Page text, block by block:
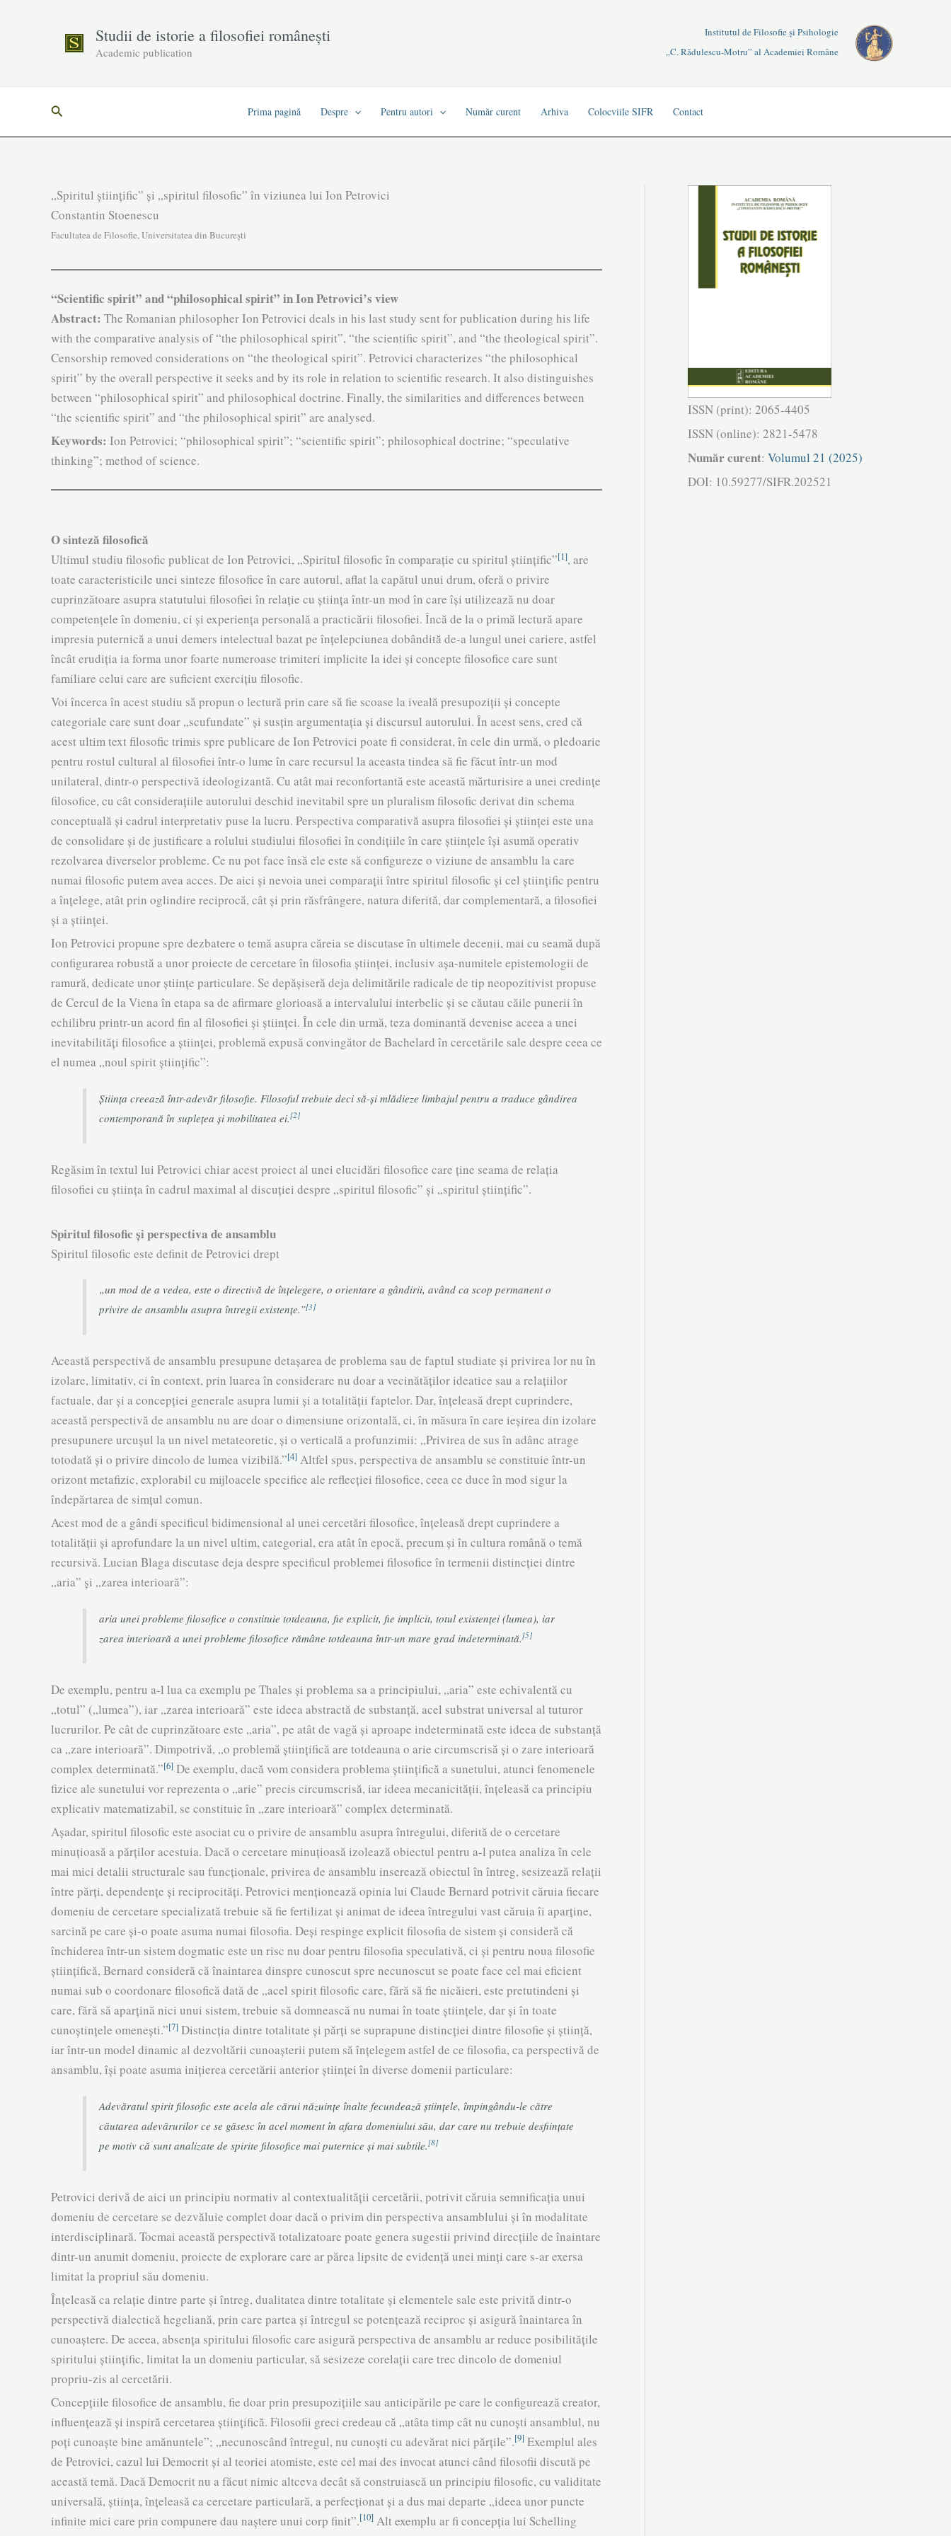
Studii de istorie a filosofiei românești
Academic publication
Institutul de Filosofie și Psihologie
„C. Rădulescu-Motru” al Academiei Române
Search Prima pagină Despre Pentru autori Număr curent Arhiva Colocviile SIFR Contact
„Spiritul științific” și „spiritul filosofic” în viziunea lui Ion Petrovici
Constantin Stoenescu
Facultatea de Filosofie, Universitatea din București
“Scientific spirit” and “philosophical spirit” in Ion Petrovici’s view
Abstract: The Romanian philosopher Ion Petrovici deals in his last study sent for pub­lication during his life
with the comparative analysis of “the philosophical spir­it”, “the scien­tific spirit”, and “the theological spirit”.
Censorship removed considera­tions on “the theo­log­ical spirit”. Petrovici characterizes “the philosophical
spirit” by the overall perspective it seeks and by its role in relation to scientific research. It also dis­tinguishes
between “philo­sophical spirit” and philosophical doctrine. Finally, the simi­larities and differences between
“the scientific spirit” and “the philosophical spirit” are analysed.
Keywords: Ion Petrovici; “philosophical spirit”; “scientific spirit”; philosophical doctrine; “speculative
thinking”; method of science.
O sinteză filosofică
Ultimul studiu filosofic publicat de Ion Petrovici, „Spiritul filosofic în com­parație cu spiritul științific”[1], are
toate caracteristicile unei sinteze filosofice în care autorul, aflat la capătul unui drum, oferă o privire
cuprinzătoare asupra statutului filo­sofiei în relație cu știința într-un mod în care își utilizează nu doar
competențele în domeniu, ci și experiența personală a practicării filosofiei. Încă de la o primă lectură apare
impresia puternică a unui demers intelectual bazat pe înțelepciunea dobândită de-a lungul unei cariere, astfel
încât erudiția ia forma unor foarte nume­roase trimiteri im­plicite la idei și concepte filoso­fice care sunt
familiare celui care are suficient exercițiu filosofic.
Voi încerca în acest studiu să propun o lectură prin care să fie scoase la iveală pre­supoziții și concepte
categoriale care sunt doar „scufundate” și susțin argumen­tația și discursul autorului. În acest sens, cred că
acest ultim text filosofic trimis spre publi­care de Ion Petrovici poate fi considerat, în cele din urmă, o pledoarie
pentru rostul cul­tural al filosofiei într-o lume în care recursul la aceasta tindea să fie făcut într-un mod
unilateral, dintr-o perspectivă ideologizantă. Cu atât mai re­confortantă este această măr­tu­risire a unei credințe
filosofice, cu cât considerațiile autorului deschid inevitabil spre un plura­lism filosofic derivat din schema
concep­tuală și cadrul interpretativ puse la lucru. Per­spectiva comparativă asupra filosofiei și științei este una
de consolidare și de justificare a rolului studiului filosofiei în condițiile în care științele își asumă opera­tiv
rezolvarea di­verselor probleme. Ce nu pot face însă ele este să configureze o viziu­ne de ansamblu la care
numai filosofic putem avea acces. De aici și nevoia unei com­parații între spiritul filosofic și cel științific pentru
a înțelege, atât prin oglindire reci­procă, cât și prin răsfrân­gere, natu­ra diferită, dar complementară, a filosofiei
și a științei.
Ion Petrovici propune spre dezbatere o temă asupra căreia se discutase în ul­timele decenii, mai cu seamă după
configurarea robustă a unor proiecte de cercetare în filosofia științei, inclusiv așa-numitele epistemologii de
ramură, dedicate unor științe particulare. Se depășiseră deja delimitările radicale de tip neopozitivist pro­puse
de Cercul de la Viena în etapa sa de afirmare glorioasă a intervalului interbe­lic și se cău­tau căile punerii în
echi­libru printr-un acord fin al filosofiei și științei. În cele din urmă, teza dominantă devenise aceea a unei
inevitabilități filosofice a științei, problemă expu­să convingător de Bachelard în cercetările sale despre ceea ce
el numea „noul spirit științific”:
Știința creează într-adevăr filosofie. Filo­soful trebuie deci să-și mlă­dieze limbajul pen­tru a traduce gândirea
contemporană în suplețea și mobilitatea ei.[2]
Regăsim în textul lui Petrovici chiar acest proiect al unei elucidări filosofice care ține seama de relația
filosofiei cu știința în cadrul maximal al discuției despre „spiritul filo­sofic” și „spiritul științific”.
Spiritul filosofic și perspectiva de ansamblu
Spiritul filosofic este definit de Petrovici drept
„un mod de a vedea, este o direc­tivă de înțelegere, o orientare a gândirii, având ca scop permanent o
privire de ansam­blu asu­pra întregii existențe.”[3]
Această perspectivă de ansamblu presupune detașarea de proble­ma sau de faptul studiate și privirea lor nu în
izolare, limitativ, ci în context, prin luarea în con­siderare nu doar a vecinătăților ideatice sau a relațiilor
factuale, dar și a concepției ge­ne­rale asupra lumii și a totalității faptelor. Dar, înțe­leasă drept cuprinde­re,
această per­spec­tivă de ansamblu nu are doar o dimensiune orizontală, ci, în măsura în care ieșirea din izolare
presupunere urcușul la un nivel metateoretic, și o verticală a profunzimii: „Pri­vi­rea de sus în adânc atrage
totodată și o privire dincolo de lumea vizi­bilă.”[4] Altfel spus, per­­spectiva de ansamblu se con­stituie într-un
orizont metafizic, explorabil cu mij­loacele spe­­cifice ale reflecției filosofice, ceea ce duce în mod sigur la
îndepărtarea de simțul co­mun.
Acest mod de a gândi specificul bidimensional al unei cercetări filosofi­ce, înțe­leasă drept cuprindere a
totalității și aprofundare la un nivel ultim, categori­al, era atât în epocă, precum și în cultura română o temă
recursivă. Lucian Blaga discutase deja des­pre speci­ficul problemei filosofice în termenii distincției dintre
„aria” și „zarea interioa­ră”:
aria unei probleme filosofice o constituie totdeauna, fie explicit, fie implicit, totul exis­tenței (lumea), iar
zarea interioară a unei proble­me filosofice rămâne totdeauna într-un mare grad indeterminată.[5]
De exemplu, pentru a-l lua ca exemplu pe Thales și problema sa a principiului, „aria” este echi­valentă cu
„totul” („lumea”), iar „zarea inte­rioară” este ideea abstractă de substan­ță, acel substrat universal al tuturor
lucrurilor. Pe cât de cuprinzătoare este „aria”, pe atât de vagă și aproape indeterminată este ideea de substanță
ca „zare interi­oa­ră”. Dimpotrivă, „o problemă științifică are totdeauna o arie circumscrisă și o zare interioară
complex determinată.”[6] De exemplu, dacă vom consi­dera problema știin­țifică a sune­tu­lui, atunci fenomenele
fizice ale sunetului vor repre­zenta o „arie” precis circumscrisă, iar ide­ea mecanicității, înțeleasă ca principiu
expli­cativ mate­matizabil, se constituie în „zare interioară” complex determinată.
Așadar, spiritul filosofic este asociat cu o privire de ansamblu asupra între­gului, di­fe­rită de o cercetare
minuțioasă a părților acestuia. Dacă o cercetare minu­țioasă izo­lează obiectul pentru a-l putea analiza în cele
mai mici detalii structurale sau funcți­onale, privi­rea de ansamblu inserează obiectul în întreg, sesizează relații
între părți, dependențe și reciprocități. Petrovici menționează opinia lui Claude Bernard potrivit căruia fiecare
domeniu de cercetare specializată trebuie să fie ferti­lizat și animat de ideea întregului vast căru­ia îi aparține,
sarcină pe care și-o poate asuma numai filosofia. Deși respinge explicit filosofia de sistem și consideră că
închiderea într-un sistem dogmatic este un risc nu doar pentru filosofia speculativă, ci și pentru noua filosofie
științifică, Bernard consideră că înain­tarea dinspre cu­noscut spre necunoscut se poate face cel mai eficient
numai sub o coor­donare filo­sofică dată de „acel spirit filosofic care, fără să fie nicăieri, este pretutin­deni și
care, fără să aparțină nici unui sistem, tre­buie să domnească nu numai în toate știin­­țele, dar și în toate
cunoștințele omenești.”[7] Distincția dintre totalitate și părți se su­pra­pune distincției dintre filosofie și știință,
iar într-un model dinamic al dezvol­tării cu­noaș­terii putem să înțelegem astfel de ce filoso­fia, ca perspectivă de
ansam­blu, își poate asuma inițierea cercetării anterior științei în diverse domenii particu­lare:
Adevăratul spirit filosofic este acela ale cărui năzuințe înalte fecundează științele, îm­pingându-le către
căutarea adevărurilor ce se găsesc în acel moment în afara domeniului său, dar care nu trebuie desființate
pe motiv că sunt analizate de spirite filosofice mai puternice și mai subtile. [8]
Petrovici derivă de aici un principiu normativ al contextualității cercetării, po­tri­vit căruia semnificația unui
dome­niu de cercetare se dezvăluie complet doar dacă o pri­vim din perspectiva ansamblului și în modalitate
interdisciplinară. Tocmai această per­spec­tivă totalizatoare poate genera sugestii privind direcțiile de înaintare
dintr-un anu­mit domeniu, proiecte de explo­rare care ar părea lipsite de evidență unei minți care s-ar exersa
limitat la propriul său dome­niu.
Înțeleasă ca relație dintre parte și întreg, dualitatea dintre totalitate și ele­mentele sa­le este privită dintr-o
perspectivă dialectică hegeliană, prin care partea și întregul se po­tențează reciproc și asigură înaintarea în
cunoaștere. De aceea, absen­ța spiritului filo­so­fic care asigură perspectiva de ansamblu ar reduce posibilitățile
spiritului științi­fic, limi­tat la un domeniu particular, să sesizeze corelații care trec dincolo de domeniul
propriu-zis al cercetării.
Concepțiile filosofice de ansamblu, fie doar prin presupozițiile sau antici­pările pe care le configurează creator,
influențează și inspiră cercetarea științifică. Filosofii greci credeau că „atâta timp cât nu cunoști ansamblul, nu
poți cunoaște bine amănunte­le”; „necunoscând întregul, nu cunoști cu adevărat nici părțile”.[9] Exemplul ales
de Petro­vici, cazul lui Democrit și al teoriei atomiste, este cel mai des invocat atunci când filo­sofii discută pe
această temă. Dacă Democrit nu a făcut nimic altceva decât să con­struiască un principiu filosofic, cu validitate
universală, știința, înțeleasă ca cercetare particulară, a perfecționat și a dus mai departe „ideea unor puncte
infinite mici care prin compunere dau naștere unui corp finit”.[10] Alt exemplu ar fi concepția lui Schelling
ISSN (print): 2065-4405
ISSN (online): 2821-5478
Număr curent: Volumul 21 (2025)
DOI: 10.59277/SIFR.202521